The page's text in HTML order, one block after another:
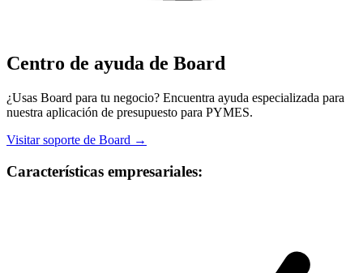
Centro de ayuda de Board
¿Usas Board para tu negocio? Encuentra ayuda especializada para
nuestra aplicación de presupuesto para PYMES.
Visitar soporte de Board →
Características empresariales: